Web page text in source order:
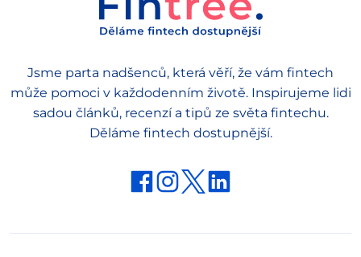
Jsme parta nadšenců, která věří, že vám fintech
může pomoci v každodenním životě. Inspirujeme lidi
sadou článků, recenzí a tipů ze světa fintechu.
Děláme fintech dostupnější.